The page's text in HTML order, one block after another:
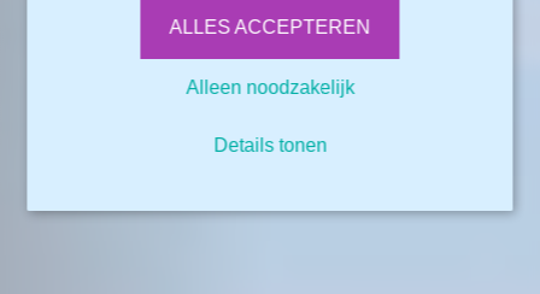
ALLES ACCEPTEREN
Alleen noodzakelijk
Details tonen